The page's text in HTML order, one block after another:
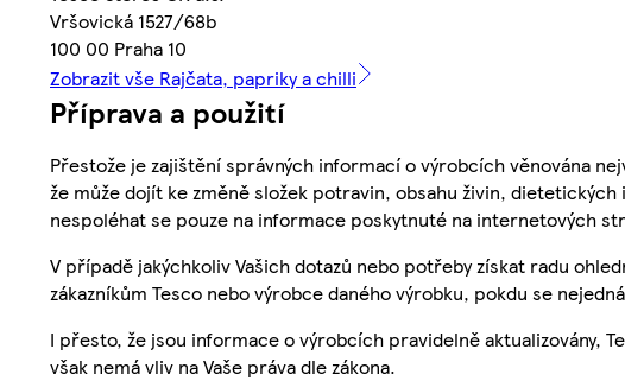
Vršovická 1527/68b
100 00 Praha 10
Zobrazit vše Rajčata, papriky a chilli
Příprava a použití
Přestože je zajištění správných informací o výrobcích věnována
že může dojít ke změně složek potravin, obsahu živin,
nespoléhat se pouze na informace poskytnuté na internetových
V případě jakýchkoliv Vašich dotazů nebo potřeby získat radu
zákazníkům Tesco nebo výrobce daného výrobku, pokdu se
I přesto, že jsou informace o výrobcích pravidelně aktualizovány,
však nemá vliv na Vaše práva dle zákona.